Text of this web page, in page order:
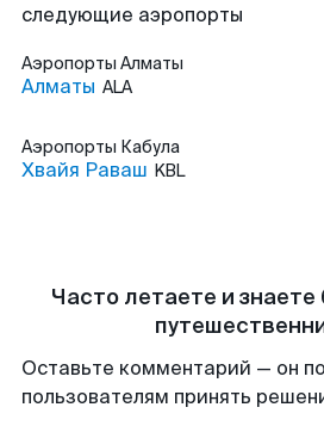
следующие аэропорты
Аэропорты Алматы
Алматы ALA
Аэропорты Кабула
Хвайя Раваш KBL
Часто летаете и
Оставьте комментарий — он
пользователям принять